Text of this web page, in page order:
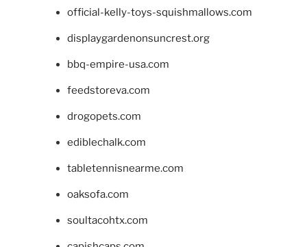
official-kelly-toys-squishmallows.com
displaygardenonsuncrest.org
bbq-empire-usa.com
feedstoreva.com
drogopets.com
ediblechalk.com
tabletennisnearme.com
oaksofa.com
soultacohtx.com